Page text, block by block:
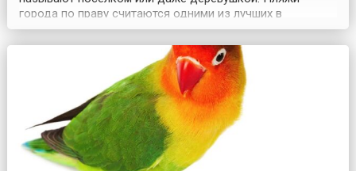
города по праву считаются одними из лучших в
Португалии.Городок давно славится традиционными
костюмами, которые носят рыбаки. Жены рыбаков
традиционно носят головные платки и расшитые
фартуки поверх семи фланелевых юбок различных
цветов. Эти наряды можно у...